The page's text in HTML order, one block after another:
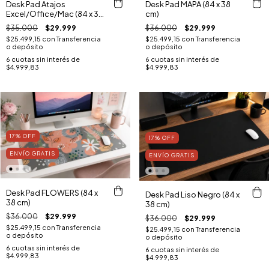
Desk Pad Atajos
Excel/Office/Mac (84 x 38
cm)
$35.000 $29.999
$25.499,15 con Transferencia
o depósito
6 cuotas sin interés de
$4.999,83
Desk Pad MAPA (84 x 38
cm)
$36.000 $29.999
$25.499,15 conTransferencia
o depósito
6 cuotas sin interés de
$4.999,83
17% OFF
ENVÍO GRATIS
Desk Pad FLOWERS (84 x
38 cm)
$36.000 $29.999
$25.499,15 con Transferencia
o depósito
6 cuotas sin interés de
$4.999,83
17% OFF
ENVÍO GRATIS
Desk Pad Liso Negro (84 x
38 cm)
$36.000 $29.999
$25.499,15 conTransferencia
o depósito
6 cuotas sin interés de
$4.999,83